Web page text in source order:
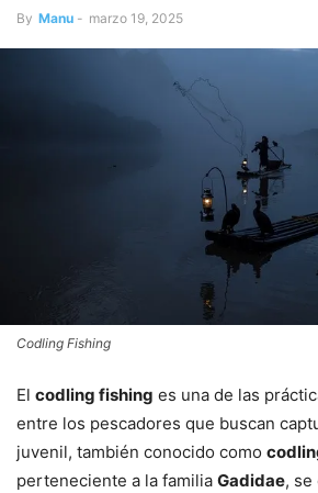
By Manu - marzo 19, 2025
Codling Fishing
El codling fishing es una de las
entre los pescadores que buscan
juvenil, también conocido como
perteneciente a la familia Gadidae, se